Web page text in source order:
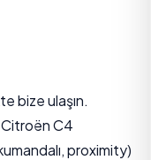
bize ulaşın.
C4
proximity)